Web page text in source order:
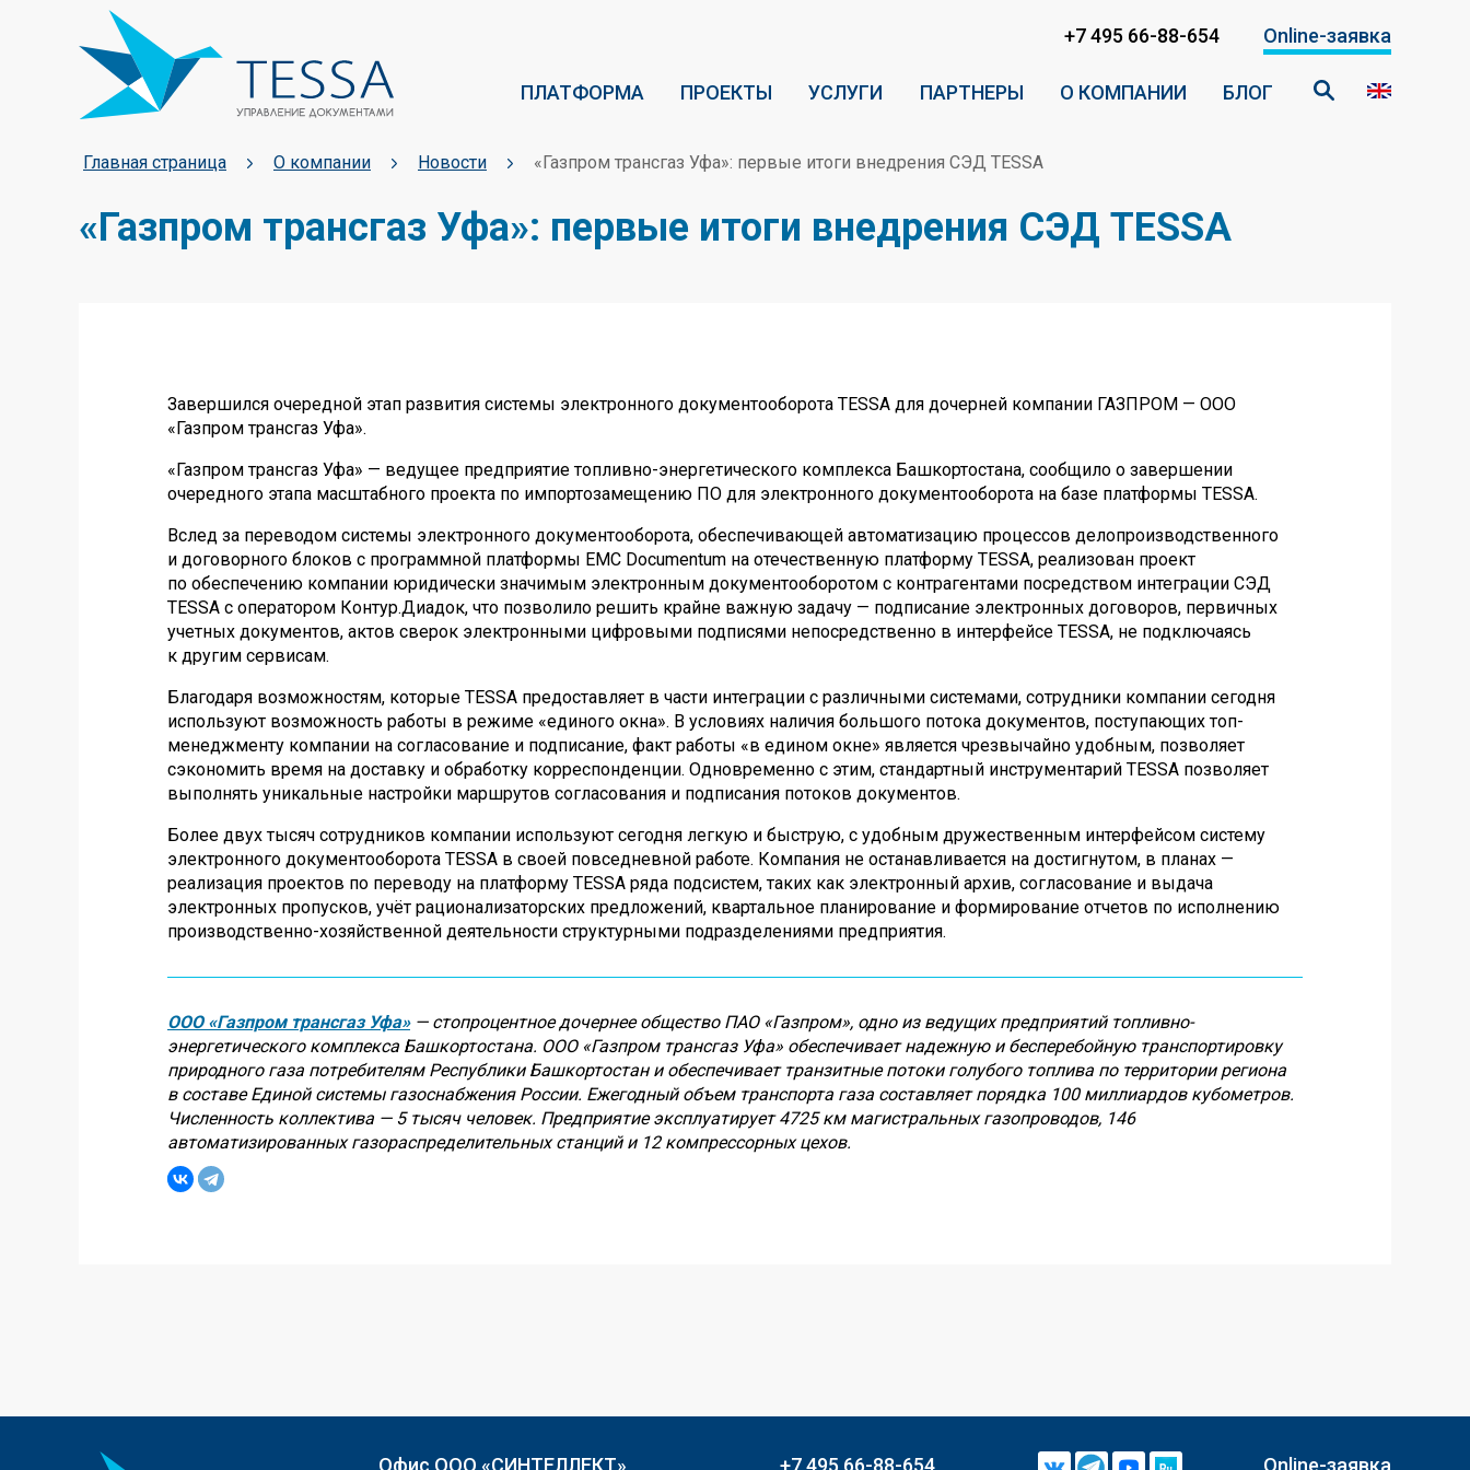
ПЛАТФОРМА ПРОЕКТЫ УСЛУГИ ПАРТНЕРЫ О КОМПАНИИ БЛОГ
+7 495 66-88-654 Online-заявка
Главная страница О компании Новости «Газпром трансгаз Уфа»: первые итоги внедрения СЭД TESSA
«Газпром трансгаз Уфа»: первые итоги внедрения СЭД TESSA
Завершился очередной этап развития системы электронного документооборота TESSA для дочерней компании ГАЗПРОМ — ООО
«Газпром трансгаз Уфа».
«Газпром трансгаз Уфа» — ведущее предприятие топливно-энергетического комплекса Башкортостана, сообщило о завершении
очередного этапа масштабного проекта по импортозамещению ПО для электронного документооборота на базе платформы TESSA.
Вслед за переводом системы электронного документооборота, обеспечивающей автоматизацию процессов делопроизводственного
и договорного блоков с программной платформы EMC Documentum на отечественную платформу TESSA, реализован проект
по обеспечению компании юридически значимым электронным документооборотом с контрагентами посредством интеграции СЭД
TESSA с оператором Контур.Диадок, что позволило решить крайне важную задачу — подписание электронных договоров, первичных
учетных документов, актов сверок электронными цифровыми подписями непосредственно в интерфейсе TESSA, не подключаясь
к другим сервисам.
Благодаря возможностям, которые TESSA предоставляет в части интеграции с различными системами, сотрудники компании сегодня
используют возможность работы в режиме «единого окна». В условиях наличия большого потока документов, поступающих топ-
менеджменту компании на согласование и подписание, факт работы «в едином окне» является чрезвычайно удобным, позволяет
сэкономить время на доставку и обработку корреспонденции. Одновременно с этим, стандартный инструментарий TESSA позволяет
выполнять уникальные настройки маршрутов согласования и подписания потоков документов.
Более двух тысяч сотрудников компании используют сегодня легкую и быструю, с удобным дружественным интерфейсом систему
электронного документооборота TESSA в своей повседневной работе. Компания не останавливается на достигнутом, в планах —
реализация проектов по переводу на платформу TESSA ряда подсистем, таких как электронный архив, согласование и выдача
электронных пропусков, учёт рационализаторских предложений, квартальное планирование и формирование отчетов по исполнению
производственно-хозяйственной деятельности структурными подразделениями предприятия.
ООО «Газпром трансгаз Уфа»— стопроцентное дочернее общество ПАО «Газпром», одно из ведущих предприятий топливно-
энергетического комплекса Башкортостана. ООО «Газпром трансгаз Уфа» обеспечивает надежную и бесперебойную транспортировку
природного газа потребителям Республики Башкортостан и обеспечивает транзитные потоки голубого топлива по территории региона
в составе Единой системы газоснабжения России. Ежегодный объем транспорта газа составляет порядка 100 миллиардов кубометров.
Численность коллектива — 5 тысяч человек. Предприятие эксплуатирует 4725 км магистральных газопроводов, 146
автоматизированных газораспределительных станций и 12 компрессорных цехов.
Офис ООО «СИНТЕЛЛЕКТ»
+7 495 66-88-654
Online-заявка